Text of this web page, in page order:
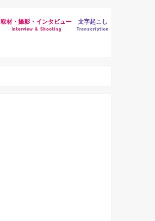
取材・撮影・インタビュー
Interview & Shooting
文字起こし
Transcription